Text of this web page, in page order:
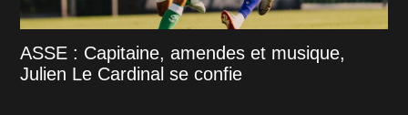
ASSE : Capitaine, amendes et musique,
Julien Le Cardinal se confie